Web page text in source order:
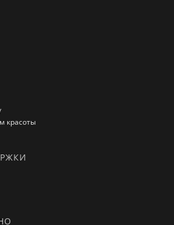
красоты